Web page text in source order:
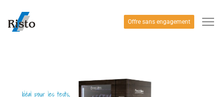
Offre sans engagement